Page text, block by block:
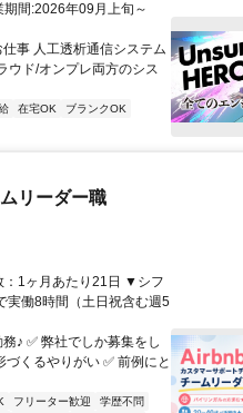
間:2026年09月上旬～
事 人工透析通信システム
ウド/オンプレ両方のシス
在宅OK
ブランクOK
リーダー職
：1ヶ月あたり21日 ▼シフ
実働8時間（土日祝含む週5
♪ ✅ 弊社でしか募集をし
くるやりがい ✅ 前例にと
フリーター歓迎
学歴不問